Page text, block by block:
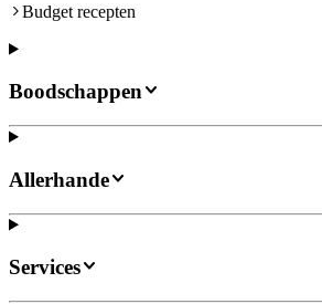
Budget recepten
Boodschappen
Allerhande
Services